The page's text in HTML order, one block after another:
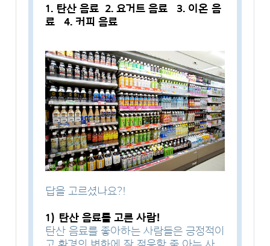
1. 탄산 음료 2. 요거트 음료 3. 이온 음
료 4. 커피 음료
답을 고르셨나요?!
1) 탄산 음료를 고른 사람!
탄산 음료를 좋아하는 사람들은 긍정적이